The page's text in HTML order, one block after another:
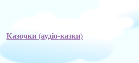
Казочки (аудіо-казки)